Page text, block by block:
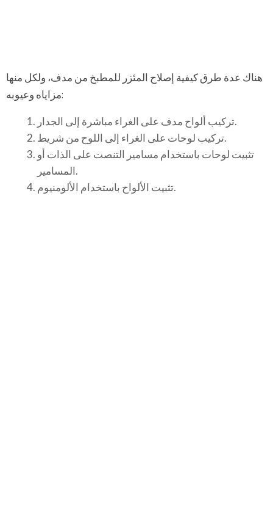
هناك عدة طرق كيفية إصلاح المئزر للمطبخ من مدف، ولكل منها
مزاياه وعيوبه:
تركيب ألواح مدف على الغراء مباشرة إلى الجدار.
تركيب لوحات على الغراء إلى اللوح من شريط.
تثبيت لوحات باستخدام مسامير التنصت على الذات أو
المسامير.
تثبيت الألواح باستخدام الألومنيوم.